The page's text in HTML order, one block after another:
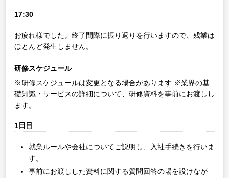
17:30
お疲れ様でした。終了間際に振り返りを行いますので、残業は
ほとんど発生しません。
研修スケジュール
※研修スケジュールは変更となる場合があります ※業界の基
礎知識・サービスの詳細について、研修資料を事前にお渡しし
ます。
1日目
就業ルールや会社についてご説明し、入社手続きを行いま
す。
事前にお渡しした資料に関する質問回答の場を設けなが